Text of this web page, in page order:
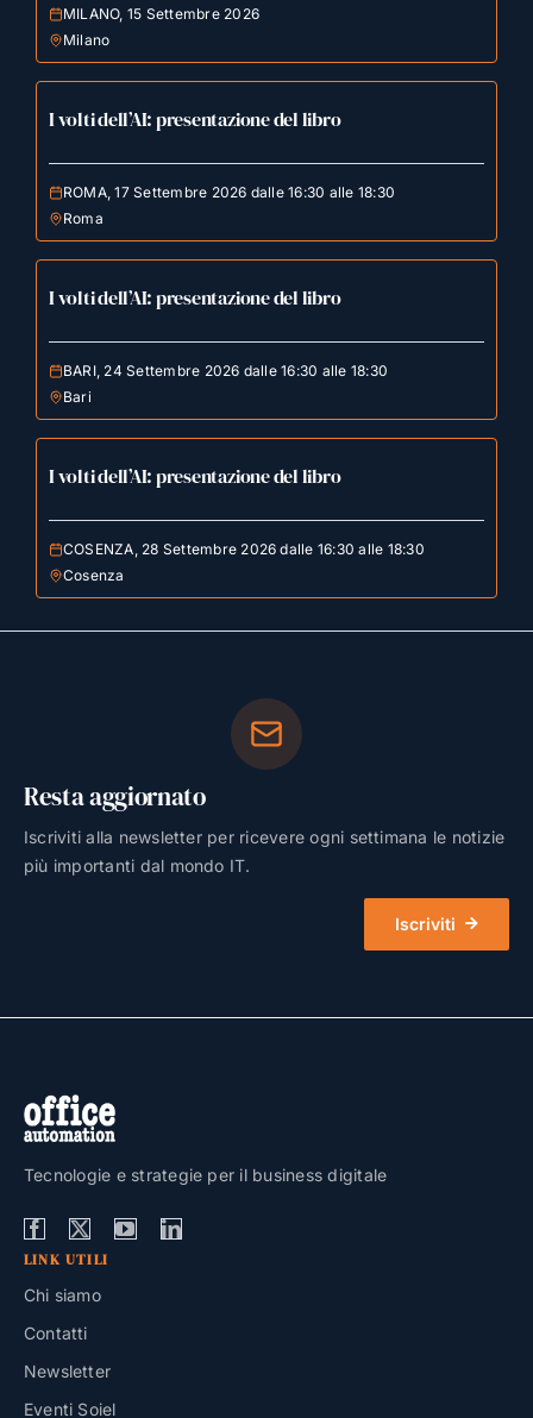
MILANO, 15 Settembre 2026
Milano
I volti dell’AI: presentazione del libro
ROMA, 17 Settembre 2026 dalle 16:30 alle 18:30
Roma
I volti dell’AI: presentazione del libro
BARI, 24 Settembre 2026 dalle 16:30 alle 18:30
Bari
I volti dell’AI: presentazione del libro
COSENZA, 28 Settembre 2026 dalle 16:30 alle 18:30
Cosenza
Resta aggiornato
Iscriviti alla newsletter per ricevere ogni settimana le notizie
più importanti dal mondo IT.
Iscriviti
Tecnologie e strategie per il business digitale
LINK UTILI
Chi siamo
Contatti
Newsletter
Eventi Soiel